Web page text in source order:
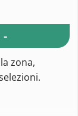
-
zona,